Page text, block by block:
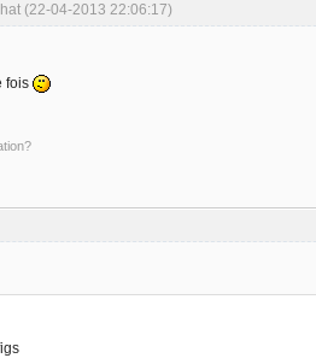
(22-04-2013 22:06:17)
fois